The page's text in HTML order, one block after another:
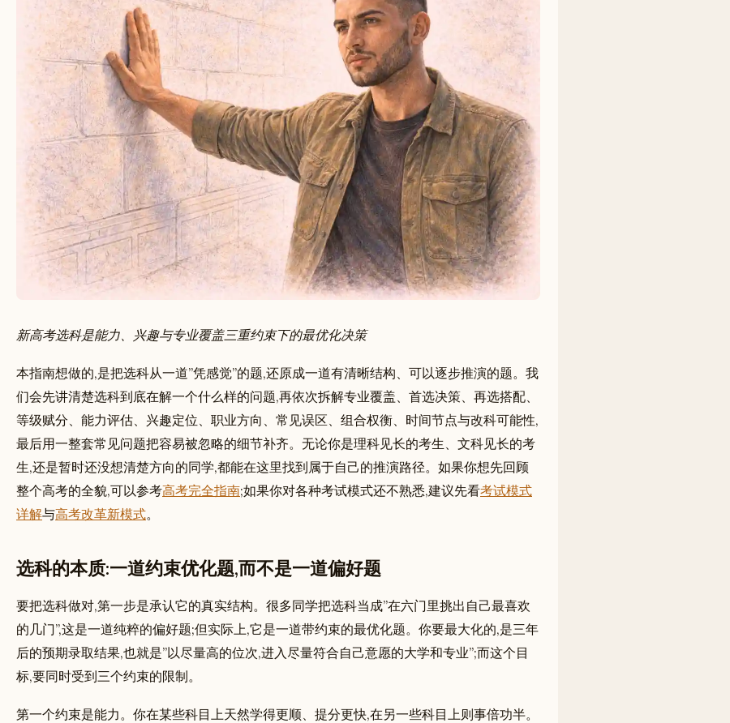
新高考选科是能力、兴趣与专业覆盖三重约束下的最优化决策
本指南想做的,是把选科从一道”凭感觉”的题,还原成一道有清晰结构、可以逐步推演的题。我
们会先讲清楚选科到底在解一个什么样的问题,再依次拆解专业覆盖、首选决策、再选搭配、
等级赋分、能力评估、兴趣定位、职业方向、常见误区、组合权衡、时间节点与改科可能性,
最后用一整套常见问题把容易被忽略的细节补齐。无论你是理科见长的考生、文科见长的考
生,还是暂时还没想清楚方向的同学,都能在这里找到属于自己的推演路径。如果你想先回顾
整个高考的全貌,可以参考高考完全指南;如果你对各种考试模式还不熟悉,建议先看考试模式
详解与高考改革新模式。
选科的本质:一道约束优化题,而不是一道偏好题
要把选科做对,第一步是承认它的真实结构。很多同学把选科当成”在六门里挑出自己最喜欢
的几门”,这是一道纯粹的偏好题;但实际上,它是一道带约束的最优化题。你要最大化的,是三年
后的预期录取结果,也就是”以尽量高的位次,进入尽量符合自己意愿的大学和专业”;而这个目
标,要同时受到三个约束的限制。
第一个约束是能力。你在某些科目上天然学得更顺、提分更快,在另一些科目上则事倍功半。